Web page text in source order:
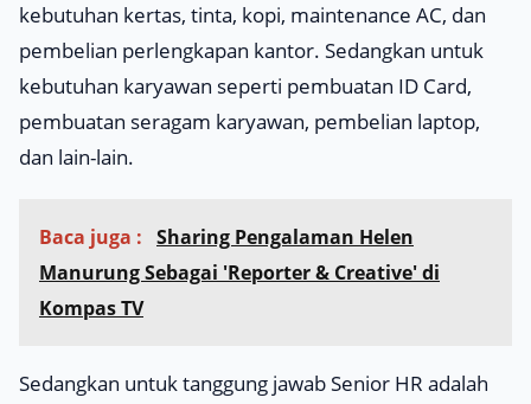
kebutuhan kertas, tinta, kopi, maintenance AC, dan
pembelian perlengkapan kantor. Sedangkan untuk
kebutuhan karyawan seperti pembuatan ID Card,
pembuatan seragam karyawan, pembelian laptop,
dan lain-lain.
Baca juga : Sharing Pengalaman Helen
Manurung Sebagai 'Reporter & Creative' di
Kompas TV
Sedangkan untuk tanggung jawab Senior HR adalah